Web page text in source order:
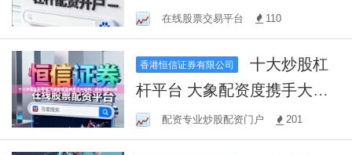
办？在线股票交易平台 110
香港恒信证券有限公司
十大炒股杠
杆平台 大象配资度携手大牛
证券，助您纵横股市
配资专业炒股配资门户 201